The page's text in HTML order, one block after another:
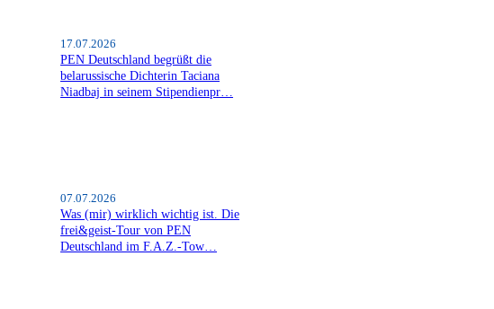
17.07.2026
PEN Deutschland begrüßt die
belarussische Dichterin Taciana
Niadbaj in seinem Stipendienpr…
07.07.2026
Was (mir) wirklich wichtig ist. Die
frei&geist-Tour von PEN
Deutschland im F.A.Z.-Tow…